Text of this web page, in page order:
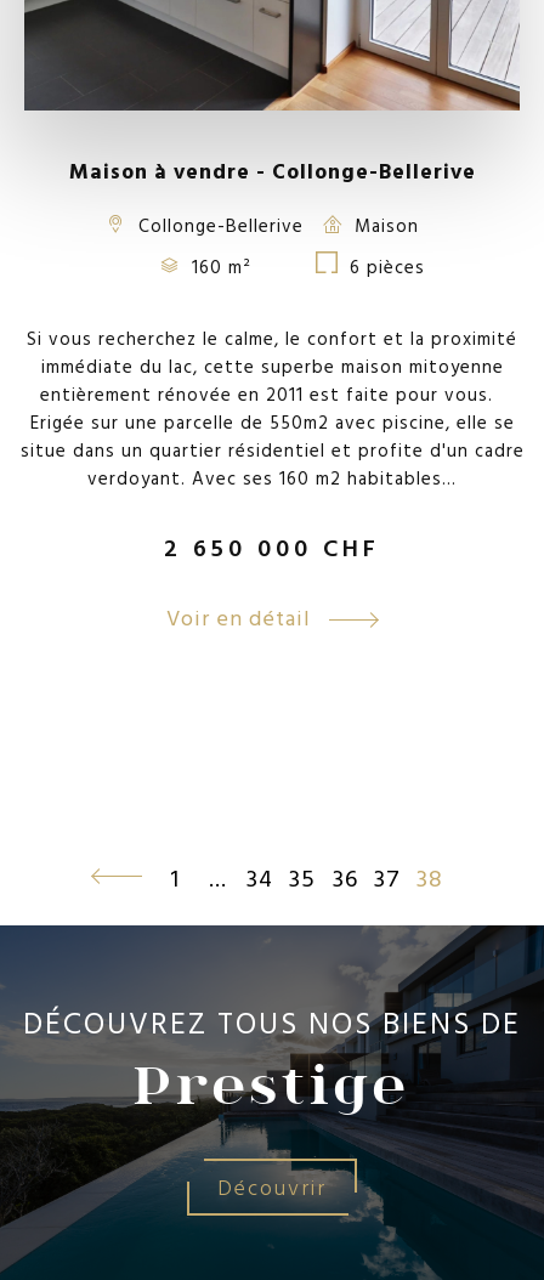
Maison à vendre - Collonge-Bellerive
Collonge-Bellerive
Maison
160 m²
6 pièces
Si vous recherchez le calme, le confort et la proximité
immédiate du lac, cette superbe maison mitoyenne
entièrement rénovée en 2011 est faite pour vous.
Erigée sur une parcelle de 550m2 avec piscine, elle se
situe dans un quartier résidentiel et profite d'un cadre
verdoyant. Avec ses 160 m2 habitables...
2 650 000 CHF
Voir en détail
1 … 34 35 36 37 38(current)
DÉCOUVREZ TOUS NOS BIENS DE
Prestige
Découvrir